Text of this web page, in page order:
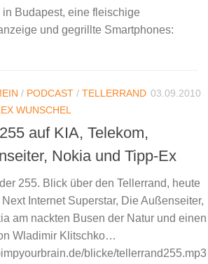
in Budapest, eine fleischige
und gegrillte Smartphones:
/ PODCAST / TELLERRAND 03.09.2010
WUNSCHEL
auf KIA, Telekom,
Nokia und Tipp-Ex
255. Blick über den Tellerrand, heute
Internet Superstar, Die Außenseiter,
am nackten Busen der Natur und einen
Wladimir Klitschko…
blicke/tellerrand255.mp3